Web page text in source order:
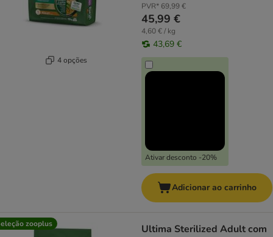
4 opções
PVR* 69,99 €
45,99 €
4,60 € / kg
43,69 €
Ativar desconto -20%
Adicionar ao carrinho
zooplus
Ultima Sterilized Adult com